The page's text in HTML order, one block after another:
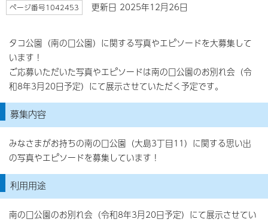
ページ番号1042453 更新日 2025年12月26日
タコ公園（南の口公園）に関する写真やエピソードを大募集して
います！
ご応募いただいた写真やエピソードは南の口公園のお別れ会（令
和8年3月20日予定）にて展示させていただく予定です。
募集内容
みなさまがお持ちの南の口公園（大島3丁目11）に関する思い出
の写真やエピソードを募集しています！
利用用途
南の口公園のお別れ会（令和8年3月20日予定）にて展示させてい